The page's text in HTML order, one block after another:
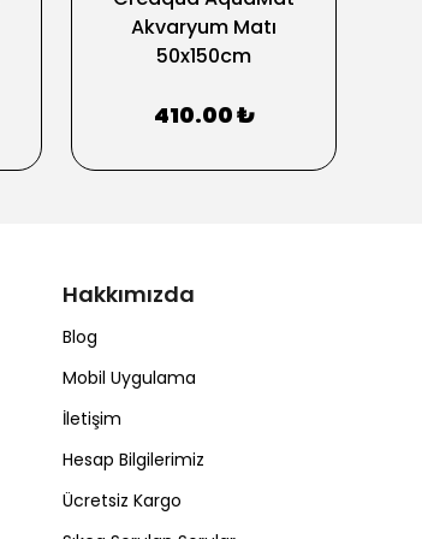
Akvaryum Matı
50x150cm
410.00 ₺
Hakkımızda
Blog
Mobil Uygulama
İletişim
Hesap Bilgilerimiz
Ücretsiz Kargo